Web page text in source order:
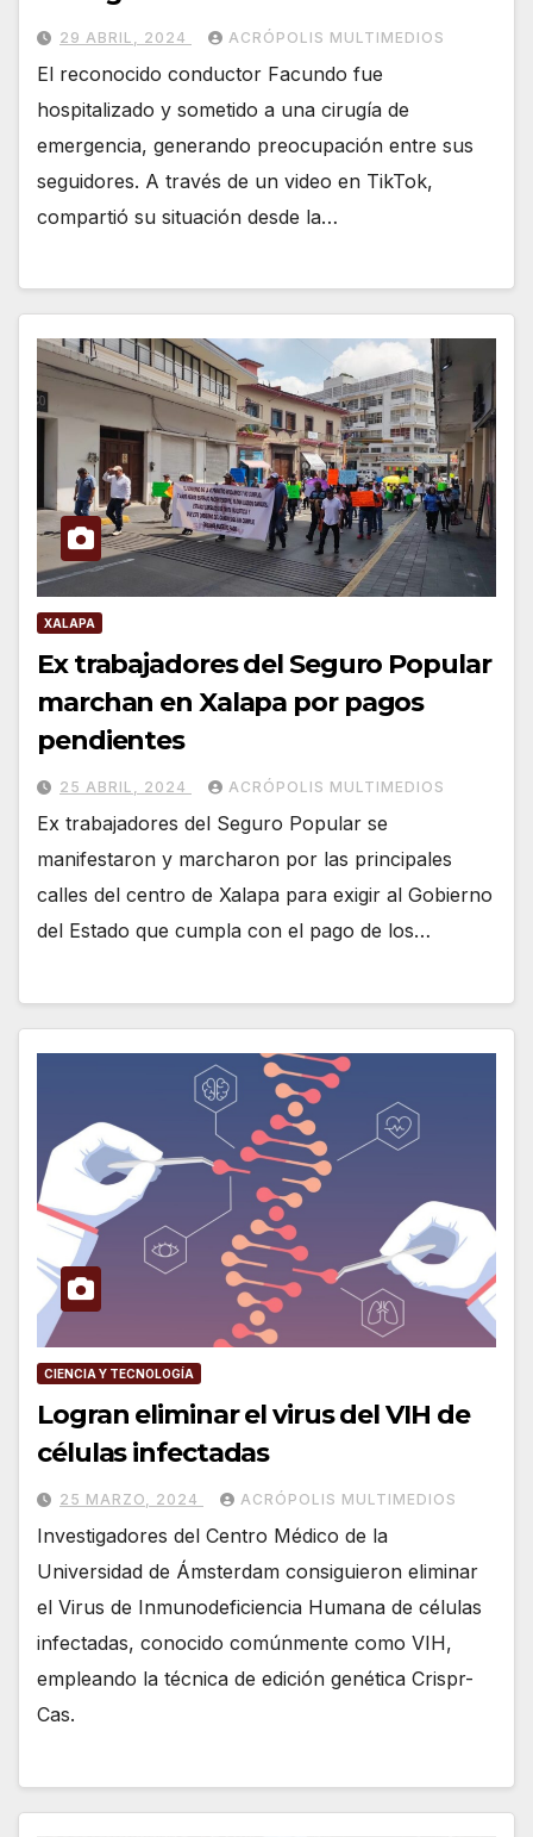
29 ABRIL, 2024 ACRÓPOLIS MULTIMEDIOS
El reconocido conductor Facundo fue
hospitalizado y sometido a una cirugía de
emergencia, generando preocupación entre sus
seguidores. A través de un video en TikTok,
compartió su situación desde la…
XALAPA
Ex trabajadores del Seguro Popular
marchan en Xalapa por pagos
pendientes
25 ABRIL, 2024 ACRÓPOLIS MULTIMEDIOS
Ex trabajadores del Seguro Popular se
manifestaron y marcharon por las principales
calles del centro de Xalapa para exigir al Gobierno
del Estado que cumpla con el pago de los…
CIENCIA Y TECNOLOGÍA
Logran eliminar el virus del VIH de
células infectadas
25 MARZO, 2024 ACRÓPOLIS MULTIMEDIOS
Investigadores del Centro Médico de la
Universidad de Ámsterdam consiguieron eliminar
el Virus de Inmunodeficiencia Humana de células
infectadas, conocido comúnmente como VIH,
empleando la técnica de edición genética Crispr-
Cas.